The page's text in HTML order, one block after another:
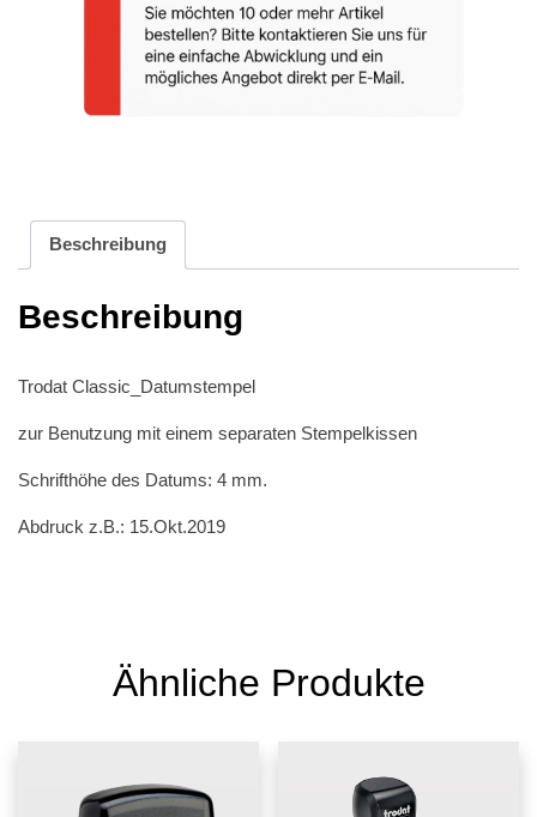
Beschreibung
Beschreibung
Trodat Classic_Datumstempel
zur Benutzung mit einem separaten Stempelkissen
Schrifthöhe des Datums: 4 mm.
Abdruck z.B.: 15.Okt.2019
Ähnliche Produkte